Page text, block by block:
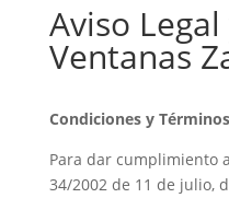
Aviso
Ventanas
Condiciones y
Para dar cumplimiento
34/2002 de 11 de julio,